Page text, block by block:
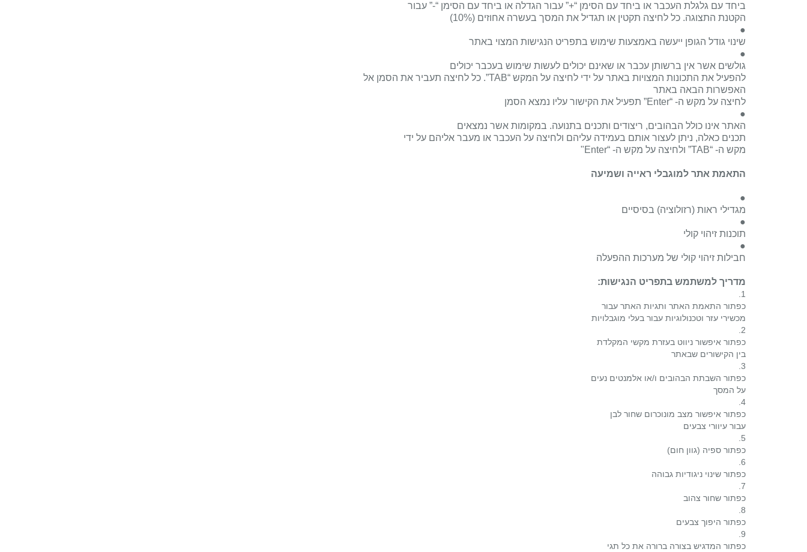
ביחד עם גלגלת העכבר או ביחד עם הסימן “+” עבור הגדלה או ביחד עם הסימן “-” עבור
הקטנת התצוגה. כל לחיצה תקטין או תגדיל את המסך בעשרה אחוזים (10%)
●
שינוי גודל הגופן ייעשה באמצעות שימוש בתפריט הנגישות המצוי באתר
●
גולשים אשר אין ברשותן עכבר או שאינם יכולים לעשות שימוש בעכבר יכולים
להפעיל את התכונות המצויות באתר על ידי לחיצה על המקש “TAB”. כל לחיצה תעביר את הסמן אל
האפשרות הבאה באתר
לחיצה על מקש ה- “Enter” תפעיל את הקישור עליו נמצא הסמן
●
האתר אינו כולל הבהובים, ריצודים ותכנים בתנועה. במקומות אשר נמצאים
תכנים כאלה, ניתן לעצור אותם בעמידה עליהם ולחיצה על העכבר או מעבר אליהם על ידי
מקש ה- “TAB” ולחיצה על מקש ה- “Enter
"
התאמת אתר למוגבלי ראייה ושמיעה
●
מגדילי ראות (רזולוציה) בסיסיים
●
תוכנות זיהוי קולי
●
חבילות זיהוי קולי של מערכות ההפעלה
מדריך למשתמש בתפריט הנגישות:
1.
כפתור התאמת האתר ותגיות האתר עבור
מכשירי עזר וטכנולוגיות עבור בעלי מוגבלויות
2.
כפתור איפשור ניווט בעזרת מקשי המקלדת
בין הקישורים שבאתר
3.
כפתור השבתת הבהובים ו/או אלמנטים נעים
על המסך
4.
כפתור איפשור מצב מונוכרום שחור לבן
עבור עיוורי צבעים
5.
כפתור ספיה (גוון חום)
6.
כפתור שינוי ניגודיות גבוהה
7.
כפתור שחור צהוב
8.
כפתור היפוך צבעים
9.
כפתור המדגיש בצורה ברורה את כל תגי